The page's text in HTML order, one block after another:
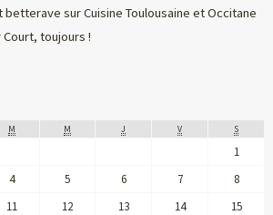
betterave surCuisine Toulousaine et Occitane
Court, toujours !
M M J V S
1
4 5 6 7
8
11 12 13 14
15